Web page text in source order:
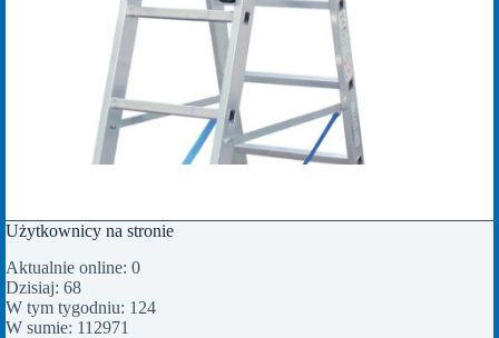
Użytkownicy na stronie
Aktualnie online: 0
Dzisiaj: 68
W tym tygodniu: 124
W sumie: 112971